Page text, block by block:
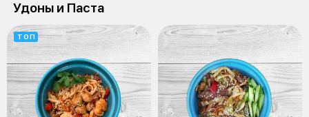
Удоны и Паста
ТОП